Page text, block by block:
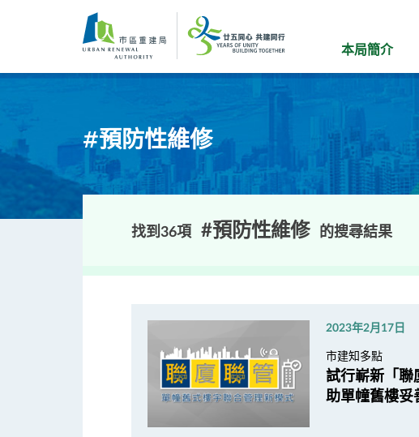
內
本局簡介
#預防性維修
找到36項 #預防性維修 的搜尋結果
2023年2月17日
市建知多點
試行嶄新「
助單幢舊樓妥